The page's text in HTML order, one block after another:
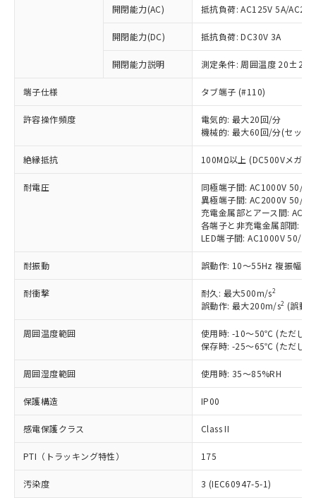
開閉能力(AC) 抵抗負荷: AC125V 5A/
開閉能力(DC) 抵抗負荷: DC30V 3A
開閉能力説明 測定条件: 周囲温度 20±2℃
端子仕様 タブ端子 (#110)
許容操作頻度
電気的: 最大20回/分
機械的: 最大60回/分(セット
絶縁抵抗 100MΩ以上 (DC500Vメガ)
耐電圧
同極端子間: AC1000V 50/
異極端子間: AC2000V 50/
充電金属部とアース間:
各端子と非充電金属部間:
LED端子間: AC1000V 50/
耐振動 誤動作: 10～55Hz 複振幅
耐衝撃 耐久: 最大500m/s2
誤動作: 最大200m/s2 (誤動
周囲温度範囲
使用時: -10～50℃ (ただし、
保存時: -25～65℃ (ただし、
周囲湿度範囲 使用時: 35～85%RH
保護構造 IP00
感電保護クラス Class II
PTI（トラッキング特性） 175
汚染度 3 (IEC60947-5-1)
以下の条件をお読みいただき、同意のうえ
本サービスは、当社制御機器事業取扱
商品の当社在庫状況および標準価格
(税抜)を提供させていただくもので
当社制御機器事業取扱商品の中には、
本サービスの対象外となる商品もある
ことをご了承ください。
在庫状況および標準価格照会結果は、
タに基づき作成されるものであり、閲
覧された時点での実際の在庫および標
準価格とは異なる場合があることをご
※1 対応状況
対応済み：EU RoHS指令（10物質）の
非含有に対応した製品が提供可能な商品で
対応予定：EU RoHS指令（10物質）の非含
有に対応した製品に切り替える予定のある
対応予定なし：EU RoHS指令（10物質）の
非含有に非対応の商品で、対応品を出す予
調査・確認中：EU RoHS指令（10物質）の
非含有の対応状況を調査中または確認中の
非該当品：ライセンス料など無形物で、有
害物質有無と関係のない商品です。
仕入先様の事情により、非含有部品として
いたものが、含有品と判明した場合などや
むを得ず変更することがあります。
*EU RoHS指令（10物質）：
六価クロム(Cr(Ⅵ)) 1000ppm以下、ポリ臭化ビフェニル
※1 中国RoHS○×表
「○」：最大均質材料含有率が中国RoHSの
基準値以下であることを示します。
基準値を超えていることを示します。
「－」：未確認です。当社販売部門へお問
*中国RoHS10物質の基準値 (GB/T26572)：
Pb(鉛) :1000ppm、 Hg(水銀) : 1000ppm、 Cd(カドミウ
当社は、これら貴社製品のうち、外国
為替および外国貿易法に定める商品
（以下｢規制貨物等」という）を輸出
または国外への提供する場合は、日本
国政府の輸出許可(または役務取引許
可)を取得するなどの必要な手続きを
記
説明